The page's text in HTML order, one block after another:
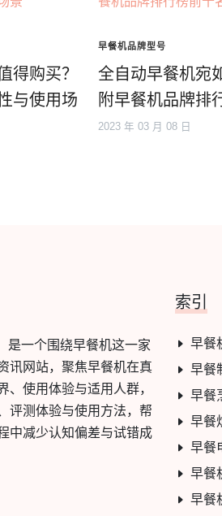
得购买？
与使用场
早餐机品牌型号
全自动早餐机宛
附早餐机品牌排
2023 年 03 月 08 日
是一个围绕早餐机这一家
讯网站，聚焦早餐机在真
、使用体验与适用人群，
评测体验与使用方法，帮
中减少认知偏差与试错成
索引
早餐
早餐
早餐
早餐
早餐
早餐
早餐